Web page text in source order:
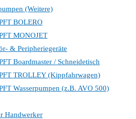
(Weitere)
BOLERO
MONOJET
& Peripheriegeräte
Boardmaster / Schneidetisch
TROLLEY (Kippfahrwagen)
Wasserpumpen (z.B. AVO 500)
Handwerker